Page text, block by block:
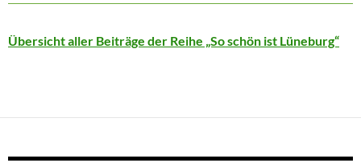
Übersicht aller Beiträge der Reihe „So schön ist Lüneburg“